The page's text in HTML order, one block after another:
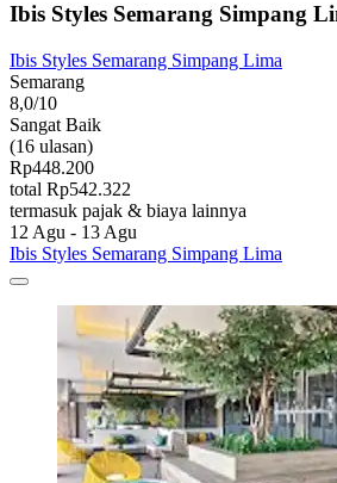
Ibis Styles Semarang Simpang
Ibis Styles Semarang Simpang Lima
Semarang
8,0/10
Sangat Baik
(16 ulasan)
Rp448.200
total Rp542.322
termasuk pajak & biaya lainnya
12 Agu - 13 Agu
Ibis Styles Semarang Simpang Lima